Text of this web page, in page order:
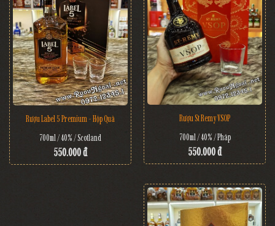
Rượu Label 5 Premium - Hộp Quà
700ml / 40% / Scotland
550.000 đ
Rượu St Remy VSOP
700ml / 40% / Pháp
550.000 đ